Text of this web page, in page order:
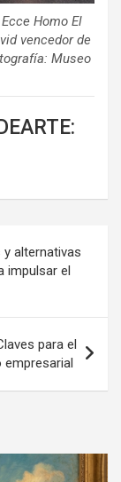
Homo El
vencedor de
Museo
alternativas
impulsar el
para el
empresarial